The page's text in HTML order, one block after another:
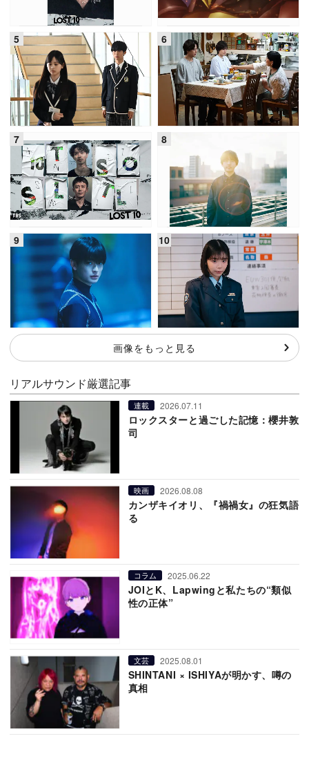
画像をもっと見る
リアルサウンド厳選記事
連載 2026.07.11
ロックスターと過ごした記憶：櫻井敦
司
映画 2026.08.08
カンザキイオリ、『禍禍女』の狂気語
る
コラム 2025.06.22
JOIとK、Lapwingと私たちの“類似
性の正体”
文芸 2025.08.01
SHINTANI × ISHIYAが明かす、噂の
真相